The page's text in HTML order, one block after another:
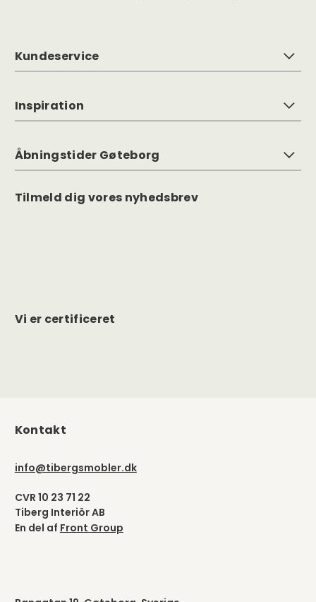
Kundeservice
Inspiration
Åbningstider Gøteborg
Tilmeld dig vores nyhedsbrev
Vi er certificeret
Kontakt
info@tibergsmobler.dk
CVR 10 23 71 22
Tiberg Interiör AB
En del af Front Group